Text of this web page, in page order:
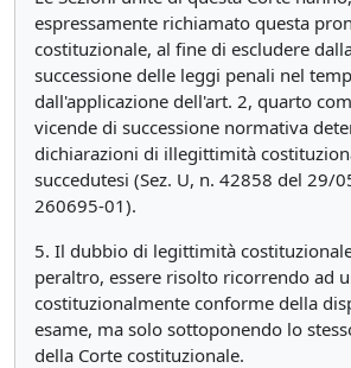
espressamente richiamato questa
costituzionale, al fine di escludere
successione delle leggi penali nel
dall'applicazione dell'art. 2, quarto
vicende di successione normativa
dichiarazioni di illegittimità
succedutesi (Sez. U, n. 42858 del 29/
260695-01).
5. Il dubbio di legittimità
peraltro, essere risolto ricorrendo ad
costituzionalmente conforme della
esame, ma solo sottoponendo lo
della Corte costituzionale.